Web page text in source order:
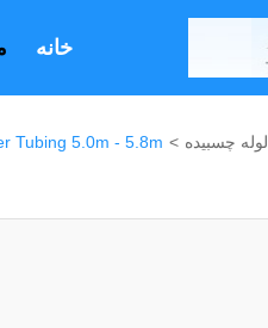
خانه
لوله چسبیده >
Tubing 5.0m - 5.8m